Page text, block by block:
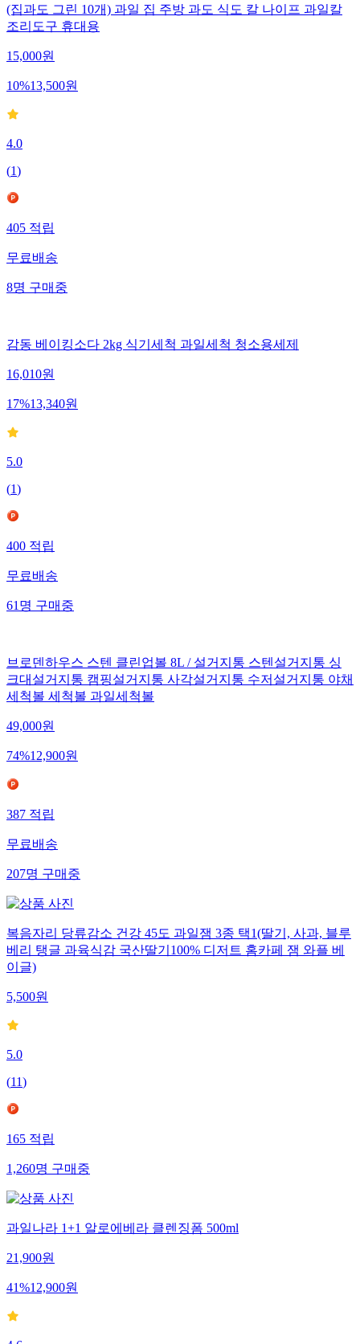
(집과도 그린 10개) 과일 집 주방 과도 식도 칼 나이프 과일칼
조리도구 휴대용
15,000원
10%13,500원
4.0
(1)
405적립
무료배송
8명구매중
감동 베이킹소다 2kg 식기세척 과일세척 청소용세제
16,010원
17%13,340원
5.0
(1)
400적립
무료배송
61명구매중
브로덴하우스 스텐 클린업볼 8L / 설거지통 스텐설거지통 싱
크대설거지통 캠핑설거지통 사각설거지통 수저설거지통 야채
세척볼 세척볼 과일세척볼
49,000원
74%12,900원
387적립
무료배송
207명구매중
복음자리 당류감소 건강 45도 과일잼 3종 택1(딸기, 사과, 블루
베리 탱글 과육식감 국산딸기100% 디저트 홈카페 잼 와플 베
이글)
5,500원
5.0
(11)
165적립
1,260명구매중
과일나라 1+1 알로에베라 클렌징폼 500ml
21,900원
41%12,900원